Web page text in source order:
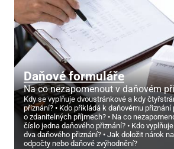
Daňové formuláře
Na co nezapomenout v daňovém
Kdy se vyplňuje dvoustránkové a kdy
přiznání?
Kdo přikládá k daňovému přiznání
o zdanitelných příjmech?
Na co
číslo jedna daňového přiznání?
Kdo
dva daňového přiznání?
Jak doložit nárok
odpočty nebo daňové zvýhodnění?